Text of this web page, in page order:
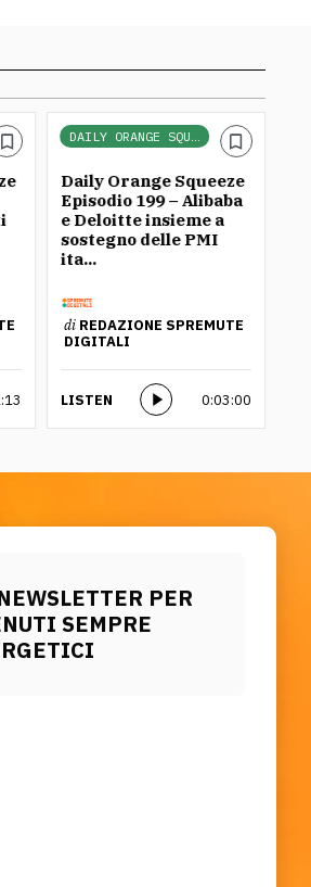
DAILY ORANGE SQUEEZE
Daily Orange Squeeze
Episodio 199 – Alibaba
e Deloitte insieme a
sostegno delle PMI
ita...
di REDAZIONE SPREMUTE
DIGITALI
LISTEN 0:03:00
PER
SEMPRE